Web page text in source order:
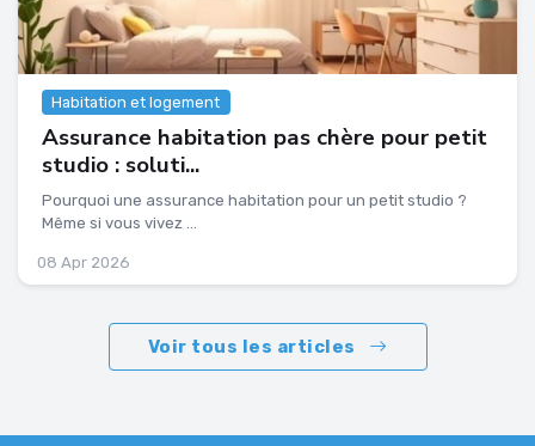
Habitation et logement
Assurance habitation pas chère pour petit
studio : soluti...
Pourquoi une assurance habitation pour un petit studio ?
Même si vous vivez ...
08 Apr 2026
Voir tous les articles